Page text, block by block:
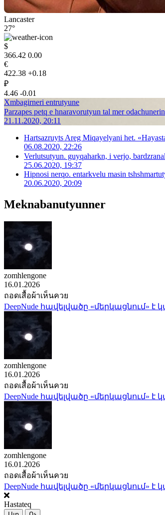
Lancaster
27°
$
366.42 0.00
€
422.38 +0.18
₽
4.46 -0.01
Xmbagirneri entrutyune
Parzapes petq e hnaravorutyun tal mer
21.11.2020, 20:11
Hartsazruyts Areg Miqayelyani het.
06.08.2020, 22:26
Verlutsutyun. guyqaharkn, i verjo,
25.06.2020, 19:37
Hipnosi nerqo. entarkvelu masin
20.06.2020, 20:09
Meknabanutyunner
zomhlengone
16.01.2026
ถอดเสื้อผ้าเห็นควย
DeepNude հավելվածը «մերկացնում»
zomhlengone
16.01.2026
ถอดเสื้อผ้าเห็นควย
DeepNude հավելվածը «մերկացնում»
zomhlengone
16.01.2026
ถอดเสื้อผ้าเห็นควย
DeepNude հավելվածը «մերկացնում»
Hastateq